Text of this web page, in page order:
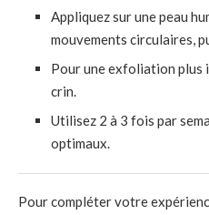
Appliquez sur une peau
mouvements circulaires,
Pour une exfoliation plus
crin.
Utilisez 2 à 3 fois par
optimaux.
Pour compléter votre